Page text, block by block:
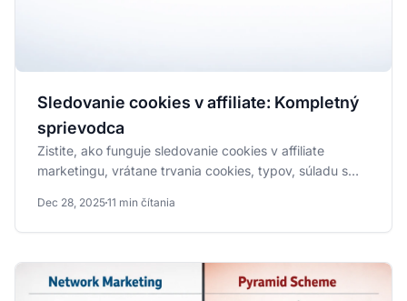
Sledovanie cookies v affiliate: Kompletný
sprievodca
Zistite, ako funguje sledovanie cookies v affiliate
marketingu, vrátane trvania cookies, typov, súladu s
Dec 28, 202511 min čítania